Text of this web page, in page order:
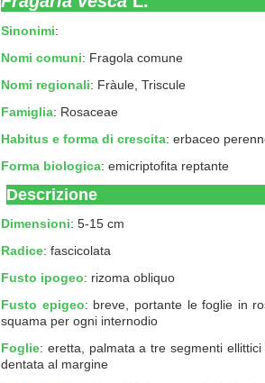
Sinonimi:
Nomi comuni: Fragola comune
Nomi regionali: Fràule, Triscule
Famiglia: Rosaceae
Habitus e forma di crescita: erbaceo
Forma biologica: emicriptofita reptante
Descrizione
Dimensioni: 5-15 cm
Radice: fascicolata
Fusto ipogeo: rizoma obliquo
Fusto epigeo: breve, portante le foglie in
squama per ogni internodio
Foglie: eretta, palmata a tre segmenti
dentata al margine